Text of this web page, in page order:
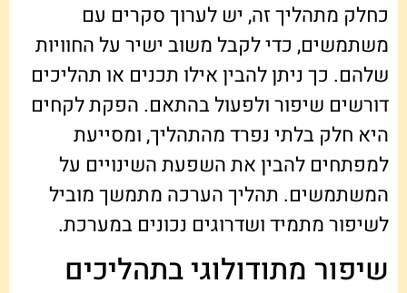
כחלק מתהליך זה, יש לערוך סקרים עם
משתמשים, כדי לקבל משוב ישיר על החוויות
שלהם. כך ניתן להבין אילו תכנים או תהליכים
דורשים שיפור ולפעול בהתאם. הפקת לקחים
היא חלק בלתי נפרד מהתהליך, ומסייעת
למפתחים להבין את השפעת השינויים על
המשתמשים. תהליך הערכה מתמשך מוביל
לשיפור מתמיד ושדרוגים נכונים במערכת.
שיפור מתודולוגי בתהליכים